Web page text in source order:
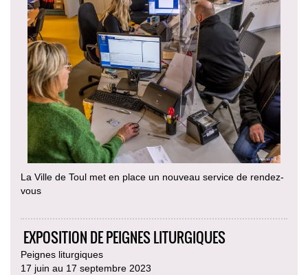
La Ville de Toul met en place un nouveau service de rendez-
vous
EXPOSITION DE PEIGNES LITURGIQUES
Peignes liturgiques
17 juin au 17 septembre 2023